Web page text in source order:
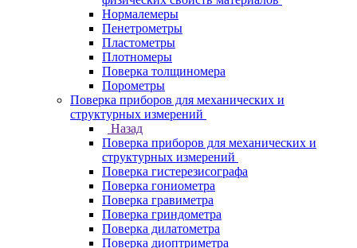
Нормалемеры
Пенетрометры
Пластометры
Плотномеры
Поверка толщиномера
Порометры
Поверка приборов для механических и
структурных измерений
Назад
Поверка приборов для механических и
структурных измерений
Поверка гистерезисографа
Поверка гониометра
Поверка гравиметра
Поверка гриндометра
Поверка дилатометра
Поверка диоптриметра